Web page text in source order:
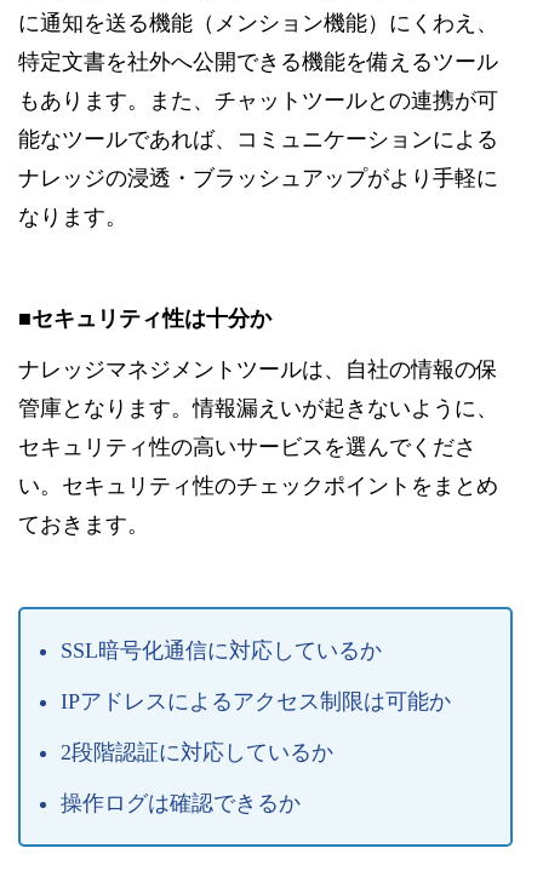
に通知を送る機能（メンション機能）にくわえ、
特定文書を社外へ公開できる機能を備えるツール
もあります。また、チャットツールとの連携が可
能なツールであれば、コミュニケーションによる
ナレッジの浸透・ブラッシュアップがより手軽に
なります。
■セキュリティ性は十分か
ナレッジマネジメントツールは、自社の情報の保
管庫となります。情報漏えいが起きないように、
セキュリティ性の高いサービスを選んでくださ
い。セキュリティ性のチェックポイントをまとめ
ておきます。
SSL暗号化通信に対応しているか
IPアドレスによるアクセス制限は可能か
2段階認証に対応しているか
操作ログは確認できるか